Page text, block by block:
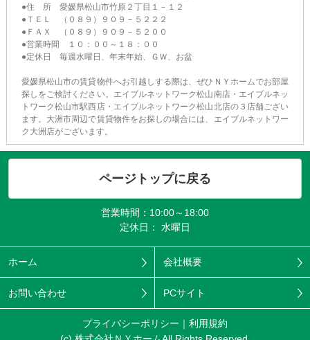
●住 所 愛媛県松山市竹原２丁目１－１２
●ＴＥＬ （０８９）９０９－５２２２
●ＦＡＸ （０８９）９０９－５２００
●営業時間 １０：００～１８：００
●定休日 毎週水曜日、年末年始、ＧＷ、お盆
愛媛県松山市の賃貸物件へお引越しする際は、ぜひＮＹホームでお部屋
探しをご検討ください。エイブルネットワーク松山南店・エイブルネッ
トワーク松山市駅西店・エイブルネットワーク松山北店の３店舗ござい
ます。大洲市周辺で賃貸物件をお探しの場合には、エイブルネットワー
ク大洲店がございます。
ページトップに戻る
営業時間：10:00～18:00
定休日： 水曜日
ホーム 会社概要
お問い合わせ PCサイト
プライバシーポリシー
利用規約